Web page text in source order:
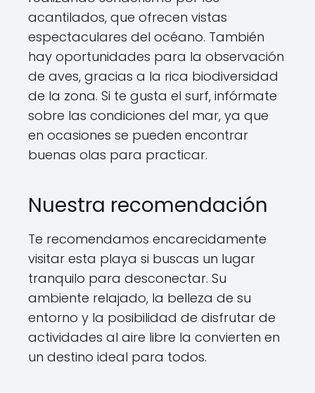
acantilados, que ofrecen vistas
espectaculares del océano. También
hay oportunidades para la observación
de aves, gracias a la rica biodiversidad
de la zona. Si te gusta el surf, infórmate
sobre las condiciones del mar, ya que
en ocasiones se pueden encontrar
buenas olas para practicar.
Nuestra recomendación
Te recomendamos encarecidamente
visitar esta playa si buscas un lugar
tranquilo para desconectar. Su
ambiente relajado, la belleza de su
entorno y la posibilidad de disfrutar de
actividades al aire libre la convierten en
un destino ideal para todos.